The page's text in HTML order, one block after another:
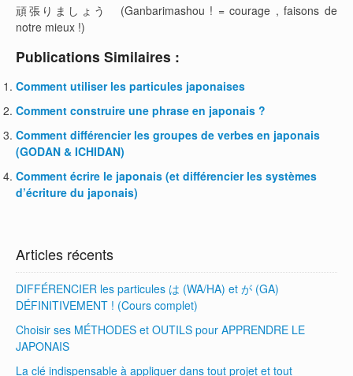
頑張りましょう (Ganbarimashou ! = courage , faisons de
notre mieux !)
Publications Similaires :
Comment utiliser les particules japonaises
Comment construire une phrase en japonais ?
Comment différencier les groupes de verbes en japonais
(GODAN & ICHIDAN)
Comment écrire le japonais (et différencier les systèmes
d’écriture du japonais)
Articles récents
DIFFÉRENCIER les particules は (WA/HA) et が (GA)
DÉFINITIVEMENT ! (Cours complet)
Choisir ses MÉTHODES et OUTILS pour APPRENDRE LE
JAPONAIS
La clé indispensable à appliquer dans tout projet et tout